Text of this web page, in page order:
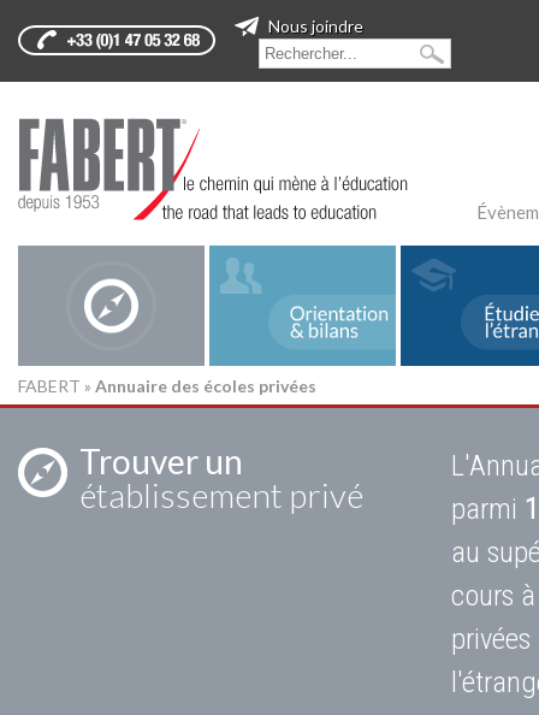
Nous joindre
FABERT » Annuaire des écoles privées
Trouver un
établissement privé
parmi
au
cours